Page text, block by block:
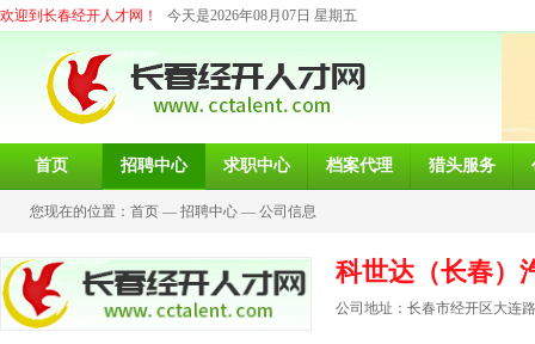
欢迎到长春经开人才网！ 今天是2026年08月07日 星期五
首页 招聘中心 求职中心 档案代理 猎头服务
您现在的位置： 首页 — 招聘中心 — 公司信息
科世达（长春）
公司地址：长春市经开区大连